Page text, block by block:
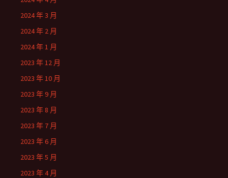
2024 年 3 月
2024 年 2 月
2024 年 1 月
2023 年 12 月
2023 年 10 月
2023 年 9 月
2023 年 8 月
2023 年 7 月
2023 年 6 月
2023 年 5 月
2023 年 4 月